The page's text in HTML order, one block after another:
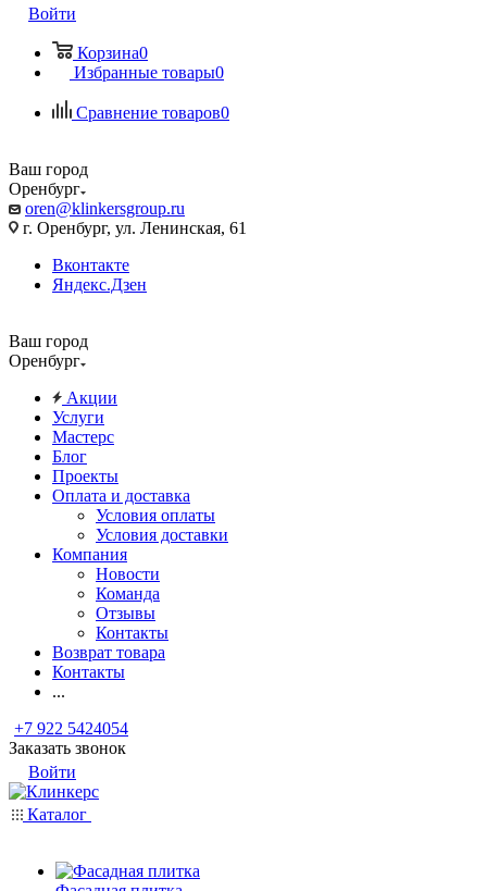
Войти
Корзина0
Избранные товары0
Сравнение товаров0
Ваш город
Оренбург
oren@klinkersgroup.ru
г. Оренбург, ул. Ленинская, 61
Вконтакте
Яндекс.Дзен
Ваш город
Оренбург
Акции
Услуги
Мастерс
Блог
Проекты
Оплата и доставка
Условия оплаты
Условия доставки
Компания
Новости
Команда
Отзывы
Контакты
Возврат товара
Контакты
...
+7 922 5424054
Заказать звонок
Войти
Каталог